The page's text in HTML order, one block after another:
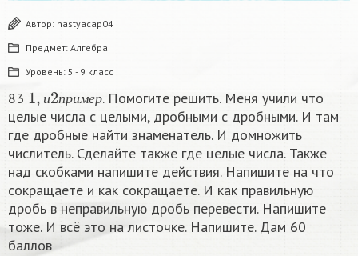
Автор: nastyacap04
Предмет: Алгебра
Уровень: 5 - 9 класс
83 и пр имер
1 2
. Помогите решить. Меня учили что
целые числа с целыми, дробными с дробными. И там
где дробные найти знаменатель. И домножить
числитель. Сделайте также где целые числа. Также
над скобками напишите действия. Напишите на что
сокращаете и как сокращаете. И как правильную
дробь в неправильную дробь перевести. Напишите
тоже. И всё это на листочке. Напишите. Дам 60
баллов